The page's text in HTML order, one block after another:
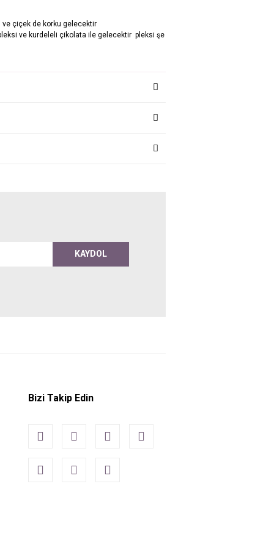
çiçek de korku gelecektir
ve kurdeleli çikolata ile gelecektir pleksi şe
KAYDOL
Bizi Takip Edin